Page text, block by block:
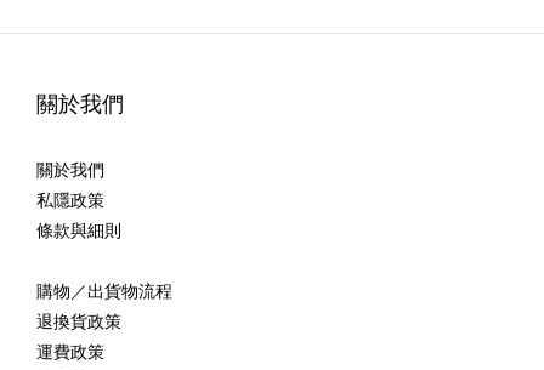
關於我們
關於我們
私隱政策
條款與細則
購物／出貨物流程
退換貨政策
運費政策